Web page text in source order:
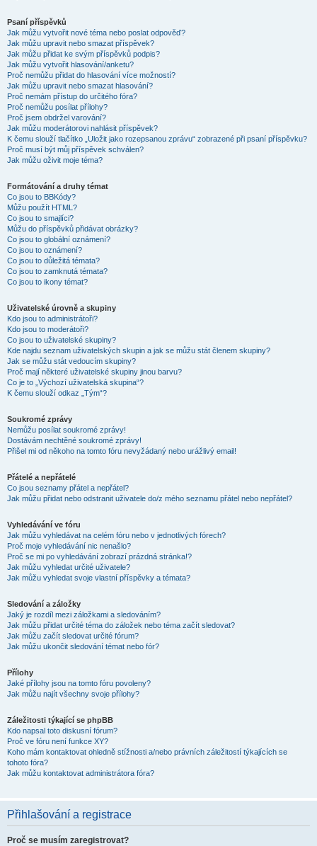
Psaní příspěvků
Jak můžu vytvořit nové téma nebo poslat odpověď?
Jak můžu upravit nebo smazat příspěvek?
Jak můžu přidat ke svým příspěvků podpis?
Jak můžu vytvořit hlasování/anketu?
Proč nemůžu přidat do hlasování více možností?
Jak můžu upravit nebo smazat hlasování?
Proč nemám přístup do určitého fóra?
Proč nemůžu posílat přílohy?
Proč jsem obdržel varování?
Jak můžu moderátorovi nahlásit příspěvek?
K čemu slouží tlačítko „Uložit jako rozepsanou zprávu“ zobrazené při psaní příspěvku?
Proč musí být můj příspěvek schválen?
Jak můžu oživit moje téma?
Formátování a druhy témat
Co jsou to BBKódy?
Můžu použít HTML?
Co jsou to smajlíci?
Můžu do příspěvků přidávat obrázky?
Co jsou to globální oznámení?
Co jsou to oznámení?
Co jsou to důležitá témata?
Co jsou to zamknutá témata?
Co jsou to ikony témat?
Uživatelské úrovně a skupiny
Kdo jsou to administrátoři?
Kdo jsou to moderátoři?
Co jsou to uživatelské skupiny?
Kde najdu seznam uživatelských skupin a jak se můžu stát členem skupiny?
Jak se můžu stát vedoucím skupiny?
Proč mají některé uživatelské skupiny jinou barvu?
Co je to „Výchozí uživatelská skupina“?
K čemu slouží odkaz „Tým“?
Soukromé zprávy
Nemůžu posílat soukromé zprávy!
Dostávám nechtěné soukromé zprávy!
Přišel mi od někoho na tomto fóru nevyžádaný nebo urážlivý email!
Přátelé a nepřátelé
Co jsou seznamy přátel a nepřátel?
Jak můžu přidat nebo odstranit uživatele do/z mého seznamu přátel nebo nepřátel?
Vyhledávání ve fóru
Jak můžu vyhledávat na celém fóru nebo v jednotlivých fórech?
Proč moje vyhledávání nic nenašlo?
Proč se mi po vyhledávání zobrazí prázdná stránka!?
Jak můžu vyhledat určité uživatele?
Jak můžu vyhledat svoje vlastní příspěvky a témata?
Sledování a záložky
Jaký je rozdíl mezi záložkami a sledováním?
Jak můžu přidat určité téma do záložek nebo téma začít sledovat?
Jak můžu začít sledovat určité fórum?
Jak můžu ukončit sledování témat nebo fór?
Přílohy
Jaké přílohy jsou na tomto fóru povoleny?
Jak můžu najít všechny svoje přílohy?
Záležitosti týkající se phpBB
Kdo napsal toto diskusní fórum?
Proč ve fóru není funkce XY?
Koho mám kontaktovat ohledně stížnosti a/nebo právních záležitostí týkajících se
tohoto fóra?
Jak můžu kontaktovat administrátora fóra?
Přihlašování a registrace
Proč se musím zaregistrovat?